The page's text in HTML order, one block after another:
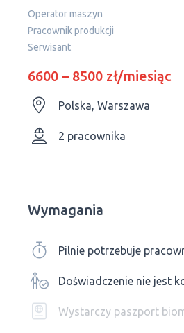
Operator maszyn
Pracownik produkcji
Serwisant
6600 – 8500 zł/miesiąc
Polska, Warszawa
2 pracownika
Wymagania
Pilnie potrzebuje
Doświadczenie nie jest
Wystarczy paszport